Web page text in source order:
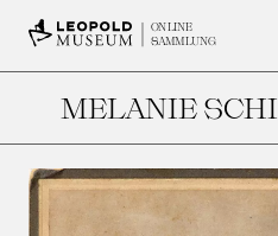
ONLINE
SAMMLUNG
MELANIE